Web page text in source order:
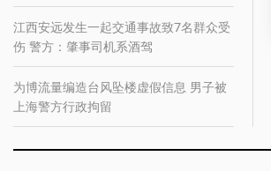
江西安远发生一起交通事故致7名群众受
伤 警方：肇事司机系酒驾
为博流量编造台风坠楼虚假信息 男子被
上海警方行政拘留